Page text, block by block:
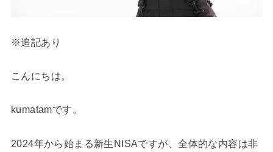
※追記あり
こんにちは。
kumatamです。
2024年から始まる新生NISAですが、全体的な内容は非